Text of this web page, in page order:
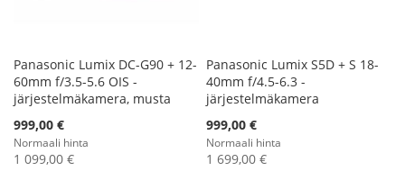
Panasonic Lumix DC-G90 + 12-
60mm f/3.5-5.6 OIS -
järjestelmäkamera, musta
Alennushinta
999,00 €
Normaali hinta
1 099,00 €
Panasonic Lumix S5D + S 18-
40mm f/4.5-6.3 -
järjestelmäkamera
Alennushinta
999,00 €
Normaali hinta
1 699,00 €